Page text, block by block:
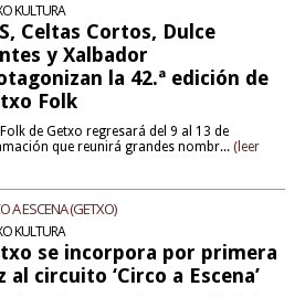
KULTURA
Celtas Cortos, Dulce
y Xalbador
la 42.ª edición de
Folk
de Getxo regresará del 9 al 13 de
que reunirá grandes nombr... (leer
A ESCENA (GETXO)
KULTURA
se incorpora por primera
al circuito ‘Circo a Escena’